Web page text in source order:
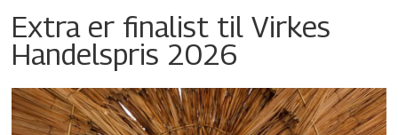
Extra er finalist til Virkes
Handelspris 2026